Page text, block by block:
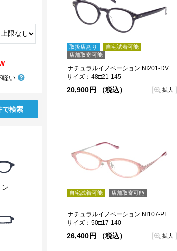
取扱店あり
自宅試着可能
店舗取寄可能
ナチュラルイノベーション NI201-DV
サイズ：48□21-145
20,900円 （税込） 拡大
自宅試着可能 店舗取寄可能
サイズ：50□17-140
26,400円 （税込） 拡大
軽い